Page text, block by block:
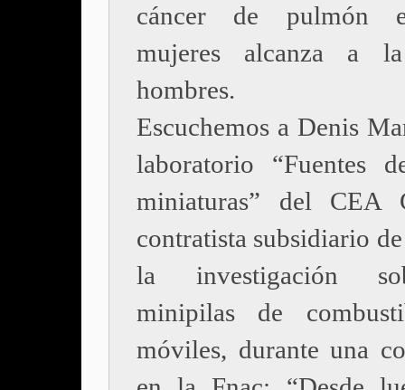
cáncer de pulmón
mujeres alcanza a
hombres.
Escuchemos a Denis
laboratorio “Fuentes
miniaturas” del CEA
contratista subsidiario
la investigación
minipilas de
móviles, durante una